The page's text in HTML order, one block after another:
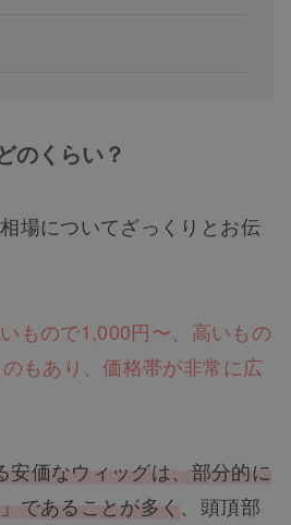
のくらい？
場についてざっくりとお伝
もので1,000円〜、高いもの
もあり、価格帯が非常に広
安価なウィッグは、部分的に
であることが多く 、頭頂部